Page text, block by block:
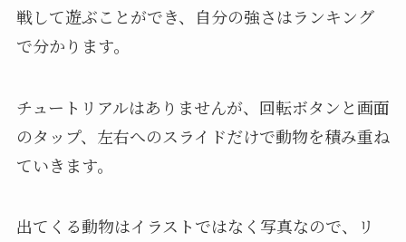
戦して遊ぶことができ、自分の強さはランキング
で分かります。
チュートリアルはありませんが、回転ボタンと画面
のタップ、左右へのスライドだけで動物を積み重ね
ていきます。
出てくる動物はイラストではなく写真なので、リ